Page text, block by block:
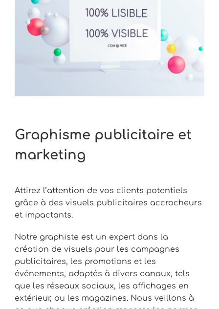
Graphisme publicitaire et
marketing
Attirez l’attention de vos clients potentiels
grâce à des visuels publicitaires accrocheurs
et impactants.
Notre graphiste est un expert dans la
création de visuels pour les campagnes
publicitaires, les promotions et les
événements, adaptés à divers canaux, tels
que les réseaux sociaux, les affichages en
extérieur, ou les magazines. Nous veillons à